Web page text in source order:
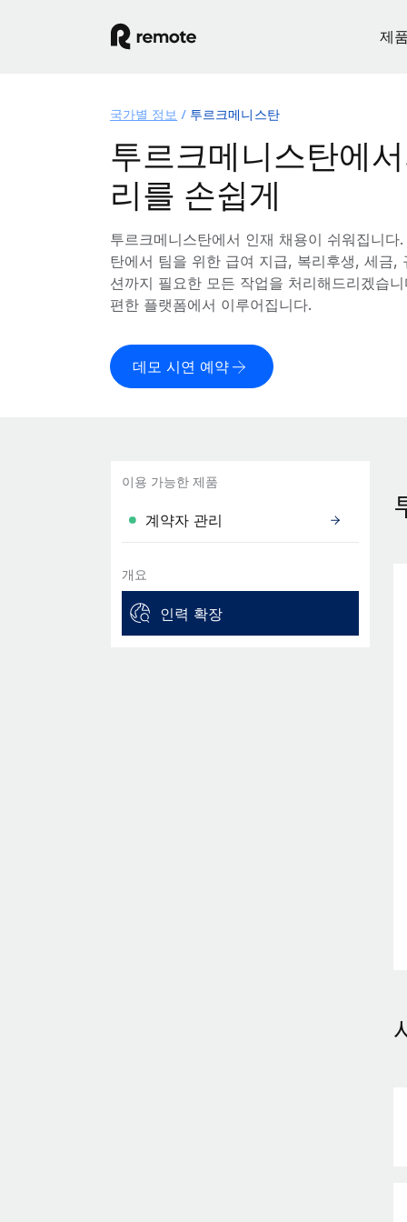
제
국가별 정보 투르크메니스탄
투르크메니스탄에
리를 손쉽게
투르크메니스탄에서 인재 채용이 쉬워집니
탄에서 팀을 위한 급여 지급, 복리후생, 세금,
션까지 필요한 모든 작업을 처리해드리겠습
편한 플랫폼에서 이루어집니다.
데모 시연 예약
이용 가능한 제품
계약자 관리
개요
인력 확장